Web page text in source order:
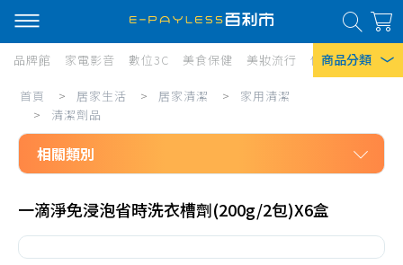
商品分類
熱門搜尋
風扇
口罩
除濕機
衛生紙
品牌館 家電影音 數位3C 美食保健 美妝流行 傢俱寢具 居
居
生
活/
居
家
首頁 > 居家生活 > 居家清潔 >
家用清潔
>
清潔劑品
相關類別
居家清潔
一滴淨免浸泡省時洗衣槽劑(200g/2包)X6盒